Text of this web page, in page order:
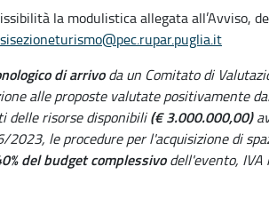
la modulistica allegata all’Avviso,
di arrivoda un Comitato di
alle proposte valutate positivamente
delle risorse disponibili(€ 3.000.000,00)
le procedure per l'acquisizione di
del budget complessivodell'evento, IVA